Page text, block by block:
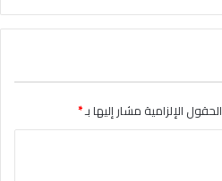
الحقول الإلزامية مشار إليها بـ*